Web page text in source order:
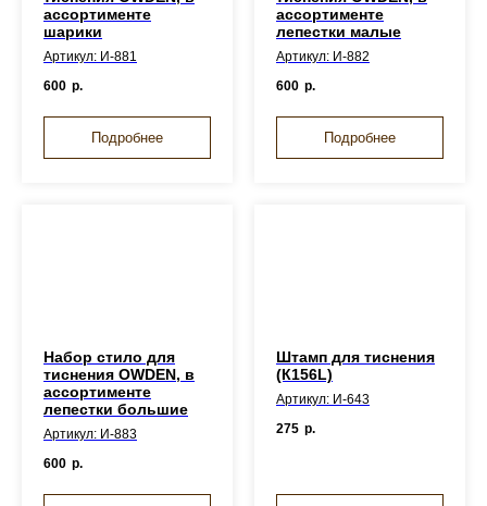
ассортименте
шарики
Артикул: И-881
600 р.
Подробнее
ассортименте
лепестки малые
Артикул: И-882
600 р.
Подробнее
Набор стило для
тиснения OWDEN, в
ассортименте
лепестки большие
Артикул: И-883
600 р.
Штамп для тиснения
(К156L)
Артикул: И-643
275 р.